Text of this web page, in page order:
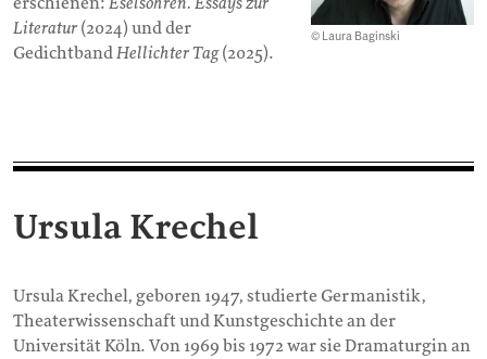
© Laura Baginski
Literatur (2024) und der
GedichtbandHellichter Tag(2025).
Ursula Krechel
Ursula Krechel, geboren 1947, studierte Germanistik,
Theaterwissenschaft und Kunstgeschichte an der
Universität Köln. Von 1969 bis 1972 war sie Dramaturgin an